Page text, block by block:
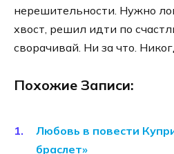
нерешительности. Нужно
хвост, решил идти по
сворачивай. Ни за что.
Похожие Записи:
Любовь в повести
браслет»